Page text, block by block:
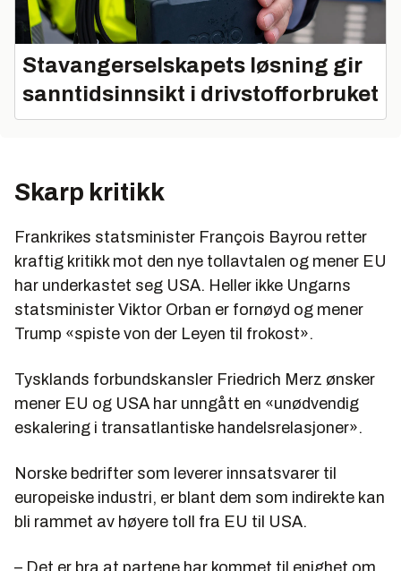
Stavangerselskapets løsning gir
sanntidsinnsikt i drivstofforbruket
Skarp kritikk
Frankrikes statsminister François Bayrou retter
kraftig kritikk mot den nye tollavtalen og mener EU
har underkastet seg USA. Heller ikke Ungarns
statsminister Viktor Orban er fornøyd og mener
Trump «spiste von der Leyen til frokost».
Tysklands forbundskansler Friedrich Merz ønsker
mener EU og USA har unngått en «unødvendig
eskalering i transatlantiske handelsrelasjoner».
Norske bedrifter som leverer innsatsvarer til
europeiske industri, er blant dem som indirekte kan
bli rammet av høyere toll fra EU til USA.
– Det er bra at partene har kommet til enighet om